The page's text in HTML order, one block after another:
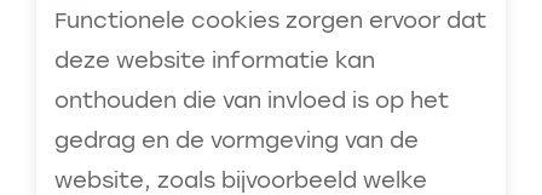
Functionele cookies zorgen ervoor dat
deze website informatie kan
onthouden die van invloed is op het
gedrag en de vormgeving van de
website, zoals bijvoorbeeld welke